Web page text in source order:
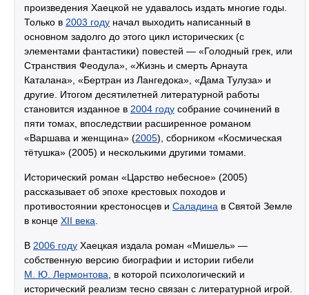
произведения Хаецкой не удавалось издать многие годы.
Только в 2003 году начал выходить написанный в
основном задолго до этого цикл исторических (с
элементами фантастики) повестей — «Голодный грек, или
Странствия Феодула», «Жизнь и смерть Арнаута
Каталана», «Бертран из Лангедока», «Дама Тулуза» и
другие. Итогом десятилетней литературной работы
становится изданное в 2004 году собрание сочинений в
пяти томах, впоследствии расширенное романом
«Варшава и женщина» (2005), сборником «Космическая
тётушка» (2005) и несколькими другими томами.
Исторический роман «Царство небесное» (2005)
рассказывает об эпохе крестовых походов и
противостоянии крестоносцев и Саладина в Святой Земле
в конце XII века
В 2006 году Хаецкая издала роман «Мишель» —
собственную версию биографии и истории гибели
М. Ю. Лермонтова , в которой психологический и
исторический реализм тесно связан с литературной игрой.